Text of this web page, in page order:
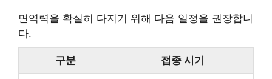
면역력을 확실히 다지기 위해 다음 일정을 권장합니
다.
구분 접종 시기